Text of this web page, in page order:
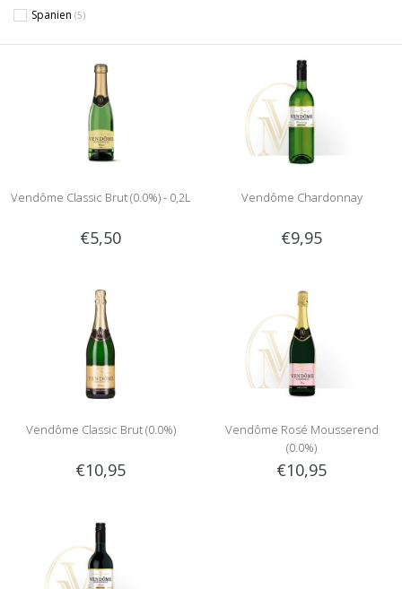
Spanien (5)
Vendôme Classic Brut (0.0%) - 0,2L
€5,50
Vendôme Chardonnay
€9,95
Vendôme Classic Brut (0.0%)
€10,95
Vendôme Rosé Mousserend
(0.0%)
€10,95